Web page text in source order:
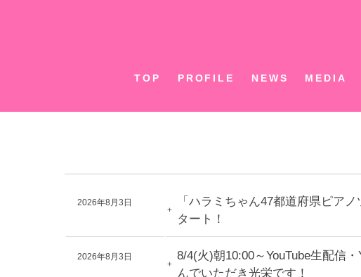
TOP PROFILE NEWS MEDIA
2026年8月3日
「ハラミちゃん47都道府県ピア
タート！
2026年8月3日
8/4(火)朝10:00～YouTube生配信
んでいただき光栄です！